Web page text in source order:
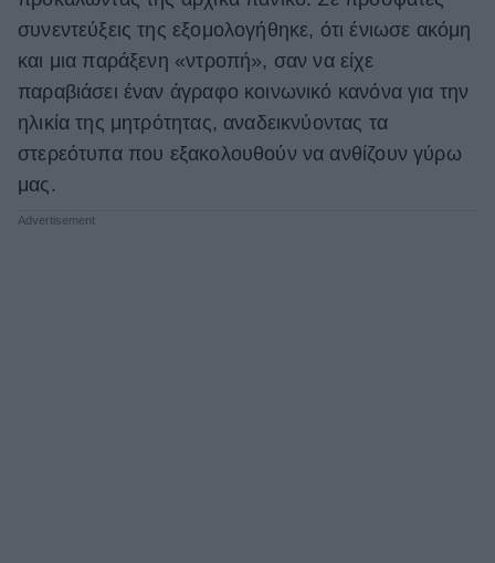
συνεντεύξεις της εξομολογήθηκε, ότι ένιωσε ακόμη
και μια παράξενη «ντροπή», σαν να είχε
παραβιάσει έναν άγραφο κοινωνικό κανόνα για την
ηλικία της μητρότητας, αναδεικνύοντας τα
στερεότυπα που εξακολουθούν να ανθίζουν γύρω
μας.